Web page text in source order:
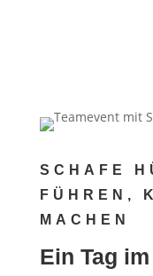
SCHAFE
FÜHREN,
MACHEN
Ein Tag